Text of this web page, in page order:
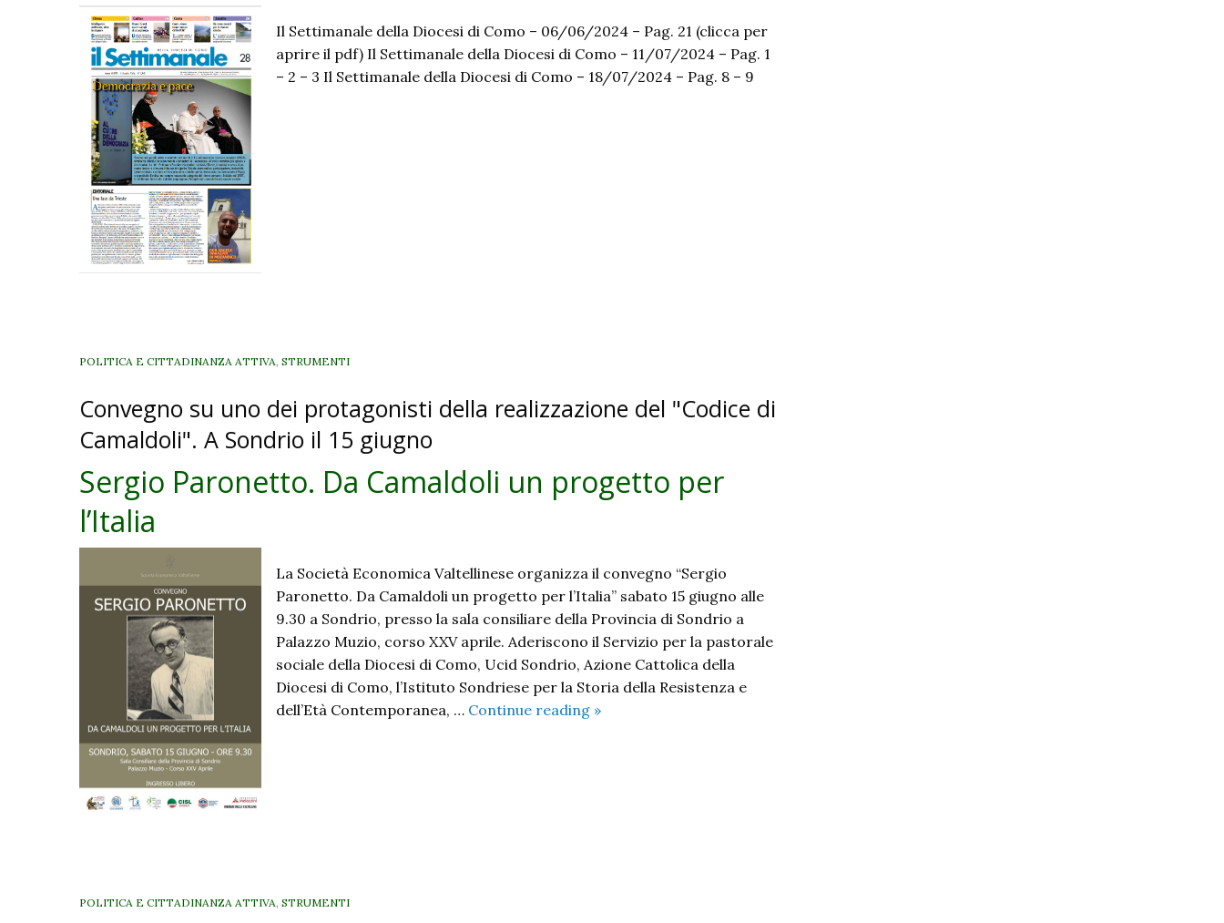
Il Settimanale della Diocesi di Como – 06/06/2024 – Pag. 21 (clicca per
aprire il pdf) Il Settimanale della Diocesi di Como – 11/07/2024 – Pag. 1
– 2 – 3 Il Settimanale della Diocesi di Como – 18/07/2024 – Pag. 8 – 9
POLITICA E CITTADINANZA ATTIVA STRUMENTI
Convegno su uno dei protagonisti della realizzazione del "Codice di
Camaldoli". A Sondrio il 15 giugno
Sergio Paronetto. Da Camaldoli un progetto per
l’Italia
La Società Economica Valtellinese organizza il convegno “Sergio
Paronetto. Da Camaldoli un progetto per l’Italia” sabato 15 giugno alle
9.30 a Sondrio, presso la sala consiliare della Provincia di Sondrio a
Palazzo Muzio, corso XXV aprile. Aderiscono il Servizio per la pastorale
sociale della Diocesi di Como, Ucid Sondrio, Azione Cattolica della
Diocesi di Como, l’Istituto Sondriese per la Storia della Resistenza e
dell’Età Contemporanea, … Continue reading Sergio
»
POLITICA E CITTADINANZA ATTIVA, STRUMENTI